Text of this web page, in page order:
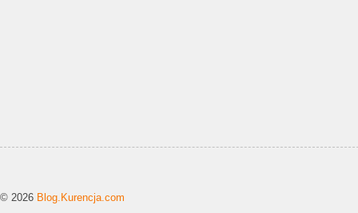
© 2026 Blog.Kurencja.com